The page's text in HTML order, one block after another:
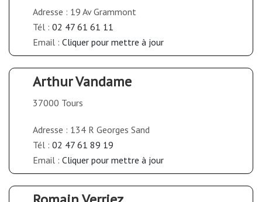
Adresse : 19 Av Grammont
Tél : 02 47 61 61 11
Email : Cliquer pour mettre à jour
Arthur Vandame
37000 Tours
Adresse : 134 R Georges Sand
Tél : 02 47 61 89 19
Email : Cliquer pour mettre à jour